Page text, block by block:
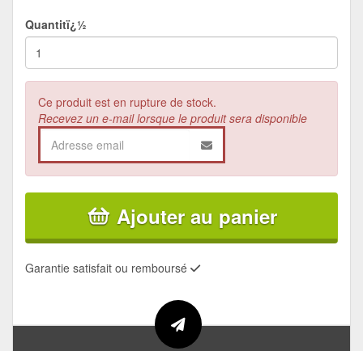
Quantitï¿½
Ce produit est en rupture de stock.
Recevez un e-mail lorsque le produit sera disponible
Ajouter au panier
Garantie satisfait ou remboursé